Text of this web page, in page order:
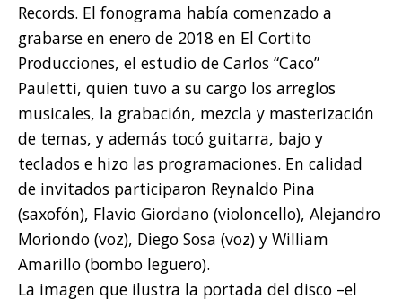
Records. El fonograma había comenzado a
grabarse en enero de 2018 en El Cortito
Producciones, el estudio de Carlos “Caco”
Pauletti, quien tuvo a su cargo los arreglos
musicales, la grabación, mezcla y masterización
de temas, y además tocó guitarra, bajo y
teclados e hizo las programaciones. En calidad
de invitados participaron Reynaldo Pina
(saxofón), Flavio Giordano (violoncello), Alejandro
Moriondo (voz), Diego Sosa (voz) y William
Amarillo (bombo leguero).
La imagen que ilustra la portada del disco –el